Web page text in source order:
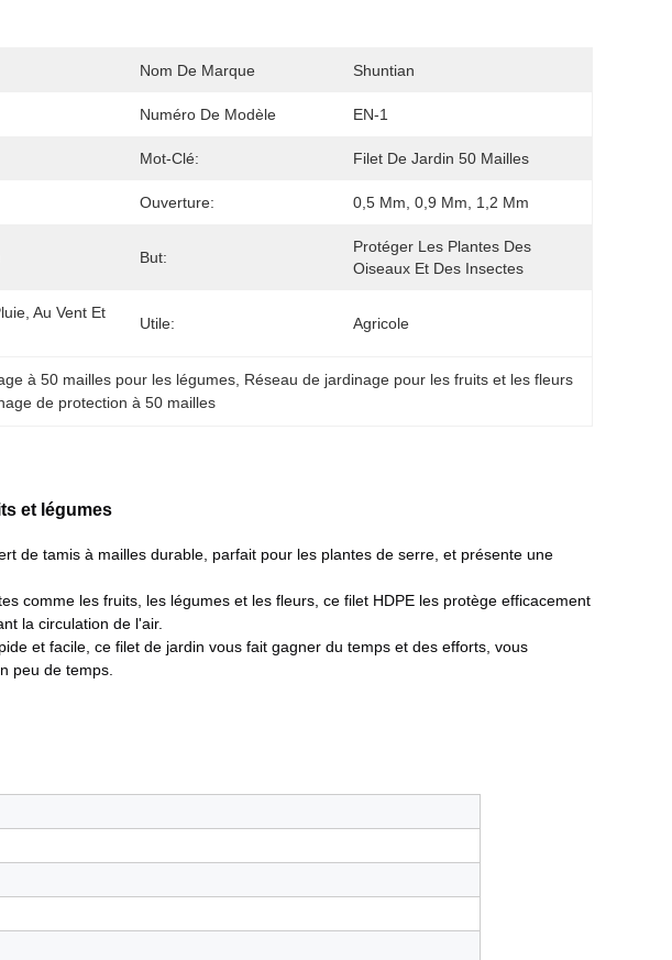
Nom De Marque Shuntian
Numéro De Modèle EN-1
Mot-Clé: Filet De Jardin 50 Mailles
Ouverture: 0,5 Mm, 0,9 Mm, 1,2 Mm
But:
Protéger Les Plantes Des
Oiseaux Et Des Insectes
Au Vent Et
Utile: Agricole
à 50 mailles pour les légumes Réseau de jardinage pour les fruits et les fleurs
de protection à 50 mailles
et légumes
de tamis à mailles durable, parfait pour les plantes de serre, et présente une
comme les fruits, les légumes et les fleurs, ce filet HDPE les protège efficacement
la circulation de l'air.
et facile, ce filet de jardin vous fait gagner du temps et des efforts, vous
peu de temps.